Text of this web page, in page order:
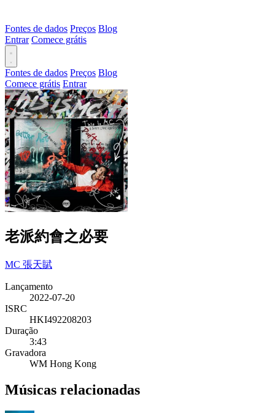
Fontes de dados Preços Blog
Entrar Comece grátis
Fontes de dados Preços Blog
Comece grátis Entrar
老派約會之必要
MC 張天賦
Lançamento
2022-07-20
ISRC
HKI492208203
Duração
3:43
Gravadora
WM Hong Kong
Músicas relacionadas